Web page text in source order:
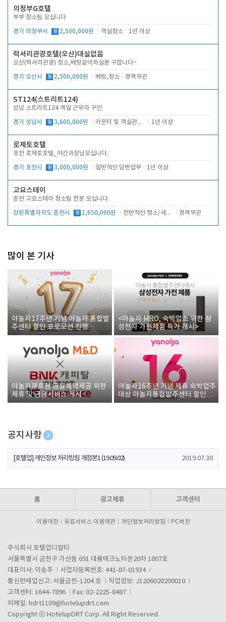
의정부G호텔
부부 청소팀 모십니다
경기 의정부시 월 2,500,000원 객실청소 1년 이상
럭셔리관광호텔(오산)대실없음
오산(럭셔리관광) 청소,베팅같이하실분 구합니다~
경기 오산시 월 2,500,000원 베팅,청소 경력무관
ST124(스트리트124)
성남 스트리트124 격일 근무자 구인
경기 성남시 월 3,600,000원 카운터 및 객실관리 전반 1년 이상
로제토호텔
포천 로제토호텔_야간과장님모십니다.
경기 포천시 월 3,000,000원 일반적인 당번업무 1년 이상
고요스테이
춘천 고요스테이 청소팀 한분 모십니다
강원특별자치도 춘천시 월 1,650,000원 전반적인 청소/세탁업무 경력무관
많이 본 기사
야놀자17주년 기념 야놀자 통합발
주센터 할인 프로모션 진행
<야놀자 MRO, 숙박업소 위한 삼
성전자 가전제품 특가 개시>
야놀자제휴점 금융혜택제공 위한
제휴 및 금융서비스 게시
야놀자16주년 기념 제휴 숙박업주
대상 야놀자통합발주센터 할인쿠
폰 증정
공지사항
[호텔업] 개인정보 처리방침 개정본2 (19.09.02)
[호텔업] 개인정보 처리방침 개정본1 (19.09.02) 2019.07.30
홈 광고제휴 고객센터
이용약관 유료서비스 이용약관 개인정보처리방침 PC버전
주식회사 호텔업디알티
서울특별시 금천구 가산동 691 대륭테크노타운20차 1807호
대표이사: 이송주
사업자등록번호: 441-87-01934
통신판매업신고: 서울금천-1204 호
직업정보: J1206020200010
고객센터: 1644-7896
Fax: 02-2225-8487
이메일: hdrt1109@hotelupdrt.com
Copyright ⓒ HotelupDRT Corp. All Right Reserved.